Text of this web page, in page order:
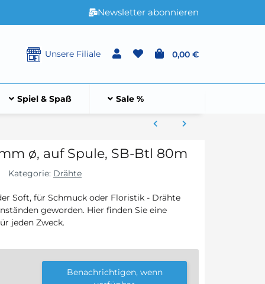
Newsletter abonnieren
Unsere Filiale 0,00 €
Spiel & Spaß Sale %
ø, auf Spule, SB-Btl 80m
Kategorie: Drähte
Soft, für Schmuck oder Floristik - Drähte
geworden. Hier finden Sie eine
jeden Zweck.
Benachrichtigen, wenn